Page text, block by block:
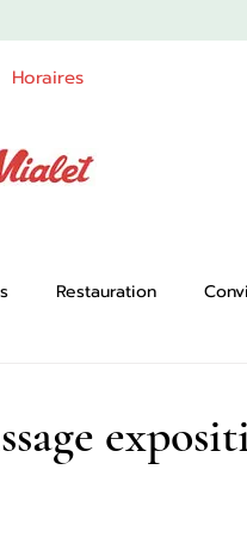
Horaires
Restauration